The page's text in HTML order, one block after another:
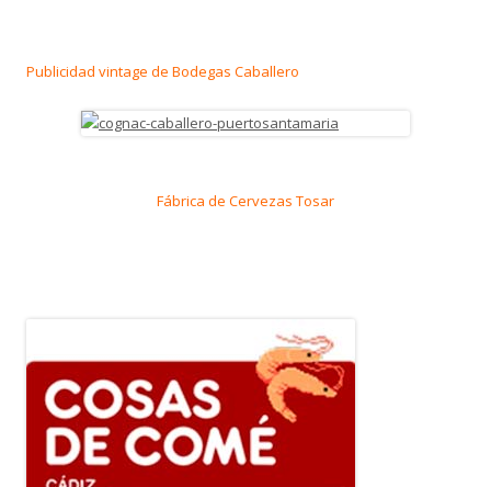
Publicidad vintage de Bodegas Caballero
Fábrica de Cervezas Tosar